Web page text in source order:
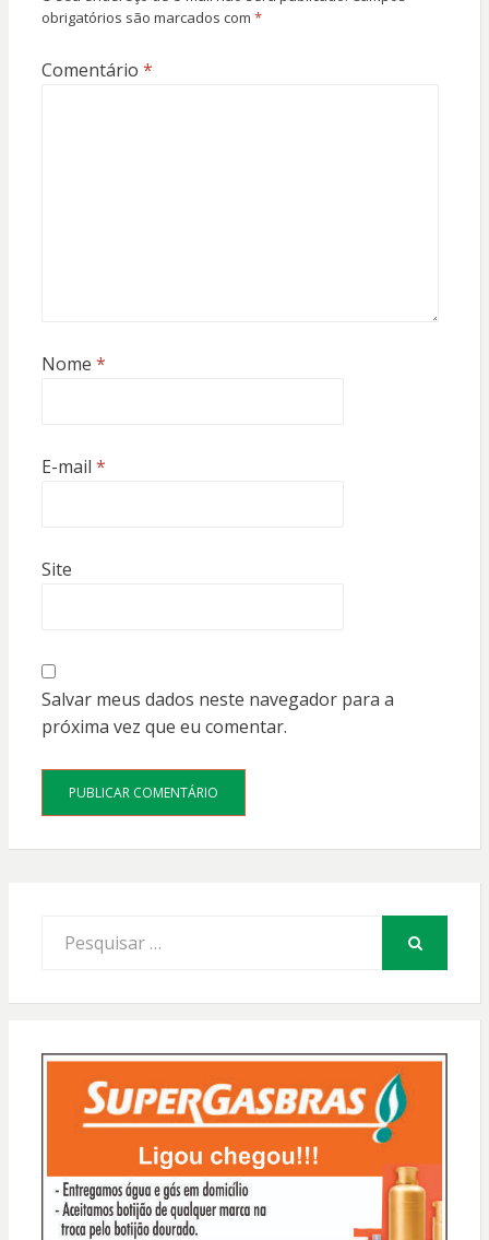
obrigatórios são marcados com *
Comentário *
Nome *
E-mail *
Site
Salvar meus dados neste navegador para a
próxima vez que eu comentar.
por: